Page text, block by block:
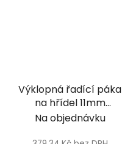
Výklopná řadící páka
na hřídel 11mm
délkově nastavitelná
Na objednávku